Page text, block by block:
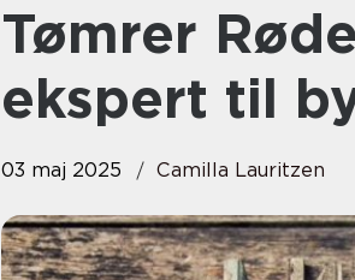
Tømrer Rødekro: Din lokale
ekspert til
03 maj 2025 Camilla Lauritzen